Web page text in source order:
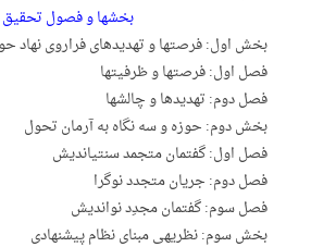
بخش‏ها و فصول تحقیق
بخش اول: فرصت‏ها و تهدیدهای فراروی نهاد
فصل اول: فرصت‏ها و ظرفیت‏ها
فصل دوم: تهدیدها و چالش‏ها
بخش دوم: حوزه و سه نگاه به آرمان تحول
فصل اول: گفتمان متجمد سنتی‏اندیش
فصل دوم: جریان متجدد نوگرا
فصل سوم: گفتمان مجدِد نواندیش
بخش سوم: نظریه‏ی مبنای نظام پیشنهادی